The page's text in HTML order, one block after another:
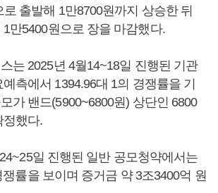
출발해 1만8700원까지 상승한 뒤
만5400원으로 장을 마감했다.
는 2025년 4월14~18일 진행된 기관
측에서 1394.96대 1의 경쟁률을 기
가 밴드(5900~6800원) 상단인 6800
정했다.
일 진행된 일반 공모청약에서는
률을 보이며 증거금 약 3조3400억 원